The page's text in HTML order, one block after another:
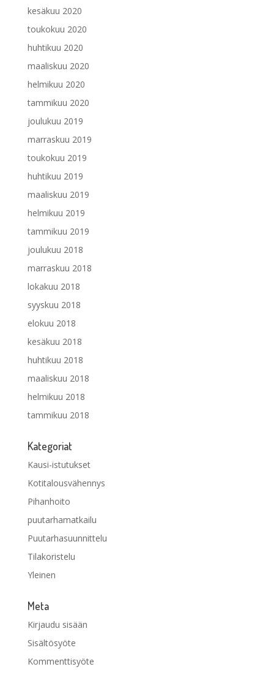
kesäkuu 2020
toukokuu 2020
huhtikuu 2020
maaliskuu 2020
helmikuu 2020
tammikuu 2020
joulukuu 2019
marraskuu 2019
toukokuu 2019
huhtikuu 2019
maaliskuu 2019
helmikuu 2019
tammikuu 2019
joulukuu 2018
marraskuu 2018
lokakuu 2018
syyskuu 2018
elokuu 2018
kesäkuu 2018
huhtikuu 2018
maaliskuu 2018
helmikuu 2018
tammikuu 2018
Kategoriat
Kausi-istutukset
Kotitalousvähennys
Pihanhoito
puutarhamatkailu
Puutarhasuunnittelu
Tilakoristelu
Yleinen
Meta
Kirjaudu sisään
Sisältösyöte
Kommenttisyöte